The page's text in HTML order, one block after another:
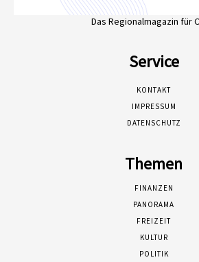
Das Regionalmagazin für
Service
KONTAKT
IMPRESSUM
DATENSCHUTZ
Themen
FINANZEN
PANORAMA
FREIZEIT
KULTUR
POLITIK